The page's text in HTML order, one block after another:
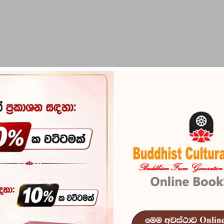
PIRIKARA BUDDHA STATUES RITUAL ITEMS &
Sri Lankawe
In stock
15